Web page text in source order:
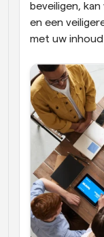
beveiligen,
en een
met uw